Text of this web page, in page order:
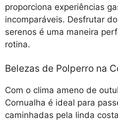
proporciona experiências
incomparáveis. Desfrutar
serenos é uma maneira
rotina.
Belezas de Polperro na
Com o clima ameno de
Cornualha é ideal para
caminhadas pela linda